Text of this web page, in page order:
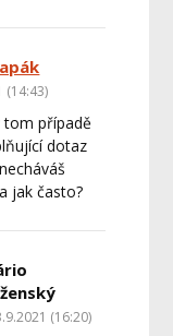
(14:43)
tom případě
dotaz
jak často?
(16:20)